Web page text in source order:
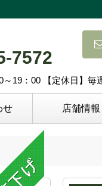
7572
～19：00 【定休日】
せ 店舗情報